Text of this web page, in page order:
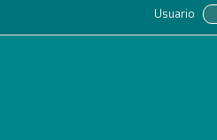
Usuario